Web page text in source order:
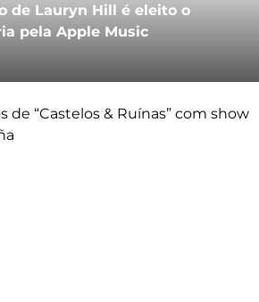
de Lauryn Hill é eleito o
pela Apple Music